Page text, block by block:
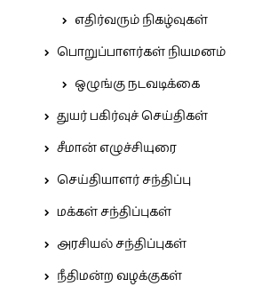
எதிர்வரும் நிகழ்வுகள்
பொறுப்பாளர்கள் நியமனம்
ஒழுங்கு நடவடிக்கை
துயர் பகிர்வுச் செய்திகள்
சீமான் எழுச்சியுரை
செய்தியாளர் சந்திப்பு
மக்கள் சந்திப்புகள்
அரசியல் சந்திப்புகள்
நீதிமன்ற வழக்குகள்